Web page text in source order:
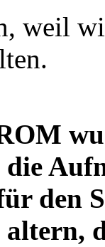
weil
die
den